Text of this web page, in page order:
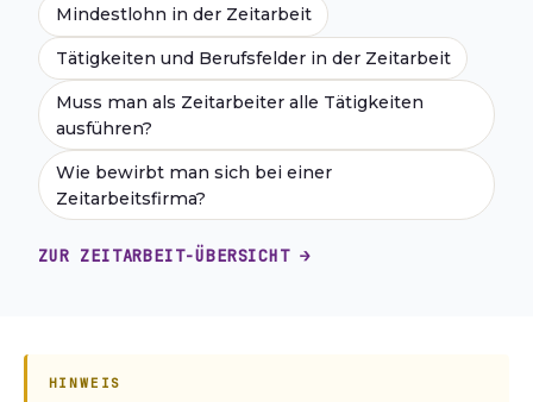
Mindestlohn in der Zeitarbeit
Tätigkeiten und Berufsfelder in der Zeitarbeit
Muss man als Zeitarbeiter alle Tätigkeiten
ausführen?
Wie bewirbt man sich bei einer
Zeitarbeitsfirma?
ZUR ZEITARBEIT-ÜBERSICHT →
HINWEIS